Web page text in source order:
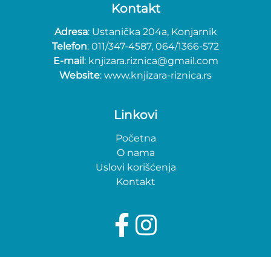
Kontakt
Adresa: Ustanička 204a, Konjarnik
Telefon: 011/347-4587, 064/1366-572
E-mail: knjizara.riznica@gmail.com
Website: www.knjizara-riznica.rs
Linkovi
Početna
O nama
Uslovi korišćenja
Kontakt